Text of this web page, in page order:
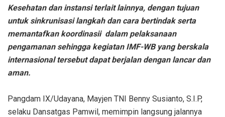
Kesehatan dan instansi terlait lainnya, dengan tujuan
untuk sinkrunisasi langkah dan cara bertindak serta
memantafkan koordinasii dalam pelaksanaan
pengamanan sehingga kegiatan IMF-WB yang berskala
internasional tersebut dapat berjalan dengan lancar dan
aman.
Pangdam IX/Udayana, Mayjen TNI Benny Susianto, S.I.P,
selaku Dansatgas Pamwil, memimpin langsung jalannya